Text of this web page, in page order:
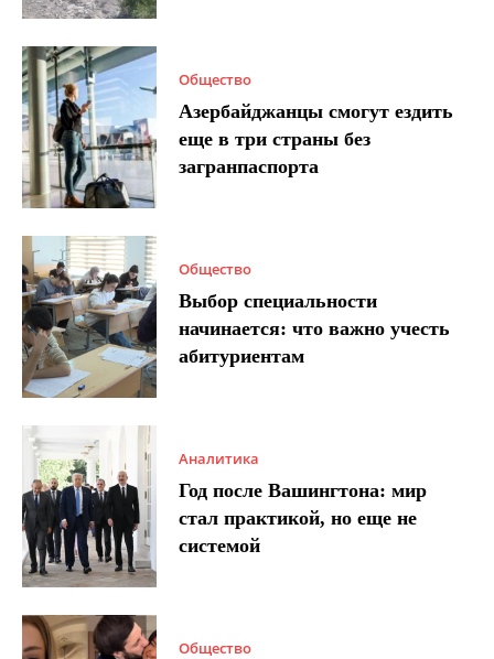
Общество
Азербайджанцы смогут ездить
еще в три страны без
загранпаспорта
Общество
Выбор специальности
начинается: что важно учесть
абитуриентам
Аналитика
Год после Вашингтона: мир
стал практикой, но еще не
системой
Общество